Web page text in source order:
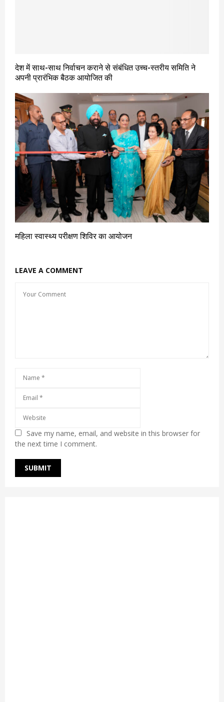
देश में साथ-साथ निर्वाचन कराने से संबंधित उच्च-स्तरीय समिति ने
अपनी प्रारंभिक बैठक आयोजित की
महिला स्वास्थ्य परीक्षण शिविर का आयोजन
LEAVE A COMMENT
Save my name, email, and website in this browser for
the next time I comment.